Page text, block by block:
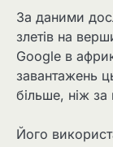
За даними
злетів на
Google в
завантажень
більше, ніж за
Його